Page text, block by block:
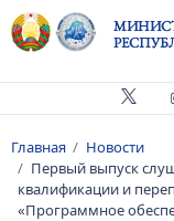
Перейти к основному
Строка
Главная
Новости
Первый выпуск
квалификации и
«Программное